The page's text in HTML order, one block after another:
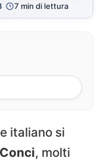
7 min di lettura
italiano si
, molti